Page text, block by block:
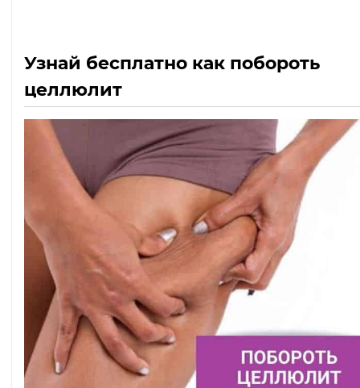
Узнай бесплатно как побороть
целлюлит